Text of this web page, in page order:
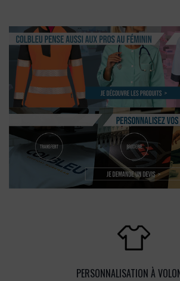
PERSONNALISATION À